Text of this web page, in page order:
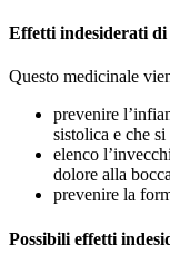
Effetti indesiderati
Questo medicinale
prevenire
sistolica e che
elenco
dolore alla
prevenire la
Possibili effetti